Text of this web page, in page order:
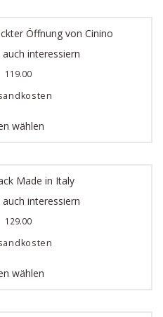
interessiern
119.00
wählen
interessiern
129.00
wählen